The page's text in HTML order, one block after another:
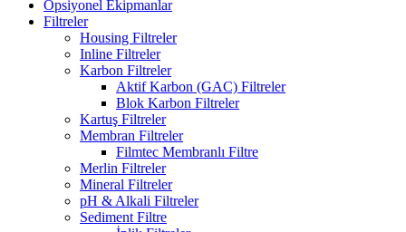
Opsiyonel Ekipmanlar
Filtreler
Housing Filtreler
Inline Filtreler
Karbon Filtreler
Aktif Karbon (GAC) Filtreler
Blok Karbon Filtreler
Kartuş Filtreler
Membran Filtreler
Filmtec Membranlı Filtre
Merlin Filtreler
Mineral Filtreler
pH & Alkali Filtreler
Sediment Filtre